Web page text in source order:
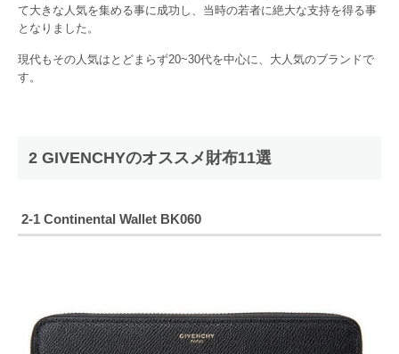
て大きな人気を集める事に成功し、当時の若者に絶大な支持を得る事
となりました。
現代もその人気はとどまらず20~30代を中心に、大人気のブランドで
す。
2 GIVENCHYのオススメ財布11選
2-1 Continental Wallet BK060